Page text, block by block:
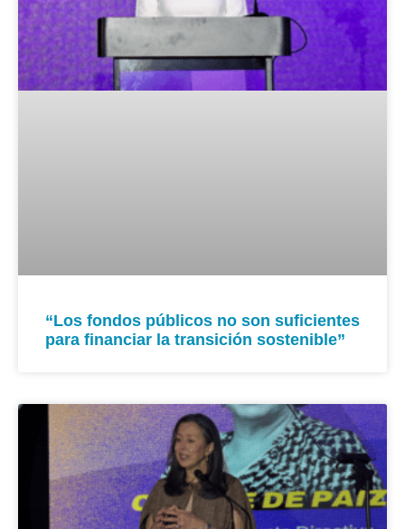
“Los fondos públicos no son suficientes
para financiar la transición sostenible”